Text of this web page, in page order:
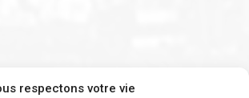
respectons votre vie
à la newsletter